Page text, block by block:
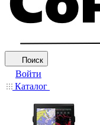
Поиск
Войти
Каталог